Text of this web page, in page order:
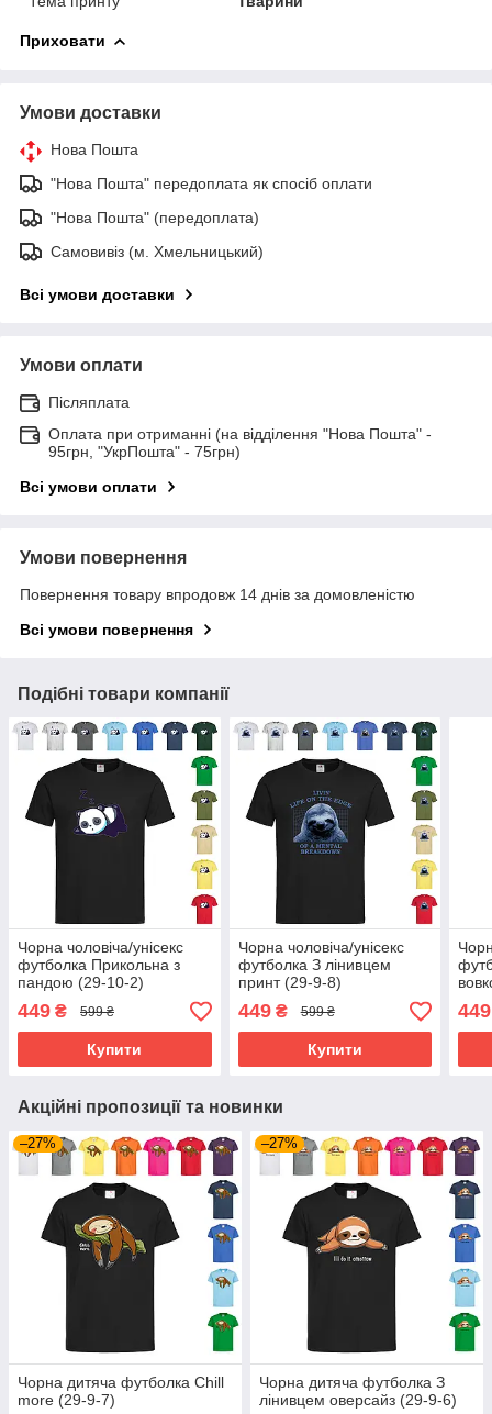
Приховати
Умови доставки
Нова Пошта
"Нова Пошта" передоплата як спосіб оплати
"Нова Пошта" (передоплата)
Самовивіз (м. Хмельницький)
Всі умови доставки
Умови оплати
Післяплата
Оплата при отриманні (на відділення "Нова Пошта" -
95грн, "УкрПошта" - 75грн)
Всі умови оплати
Умови повернення
Повернення товару впродовж 14 днів за домовленістю
Всі умови повернення
Подібні товари компанії
Чорна чоловіча/унісекс
футболка Прикольна з
пандою (29-10-2)
449 ₴ 599 ₴
Купити
Чорна чоловіча/унісекс
футболка З лінивцем
принт (29-9-8)
449₴ 599 ₴
Купити
449
Акційні пропозиції та новинки
–27%
Чорна дитяча футболка Chill
more (29-9-7)
–27%
Чорна дитяча футболка З
лінивцем оверсайз (29-9-6)